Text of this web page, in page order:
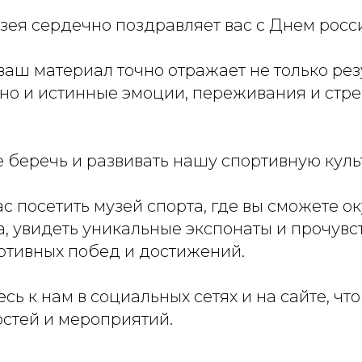
сердечно поздравляет вас с Днем
материал точно отражает не только
и истинные эмоции, переживания и
беречь и развивать нашу спортивную
посетить музей спорта, где вы сможете
увидеть уникальные экспонаты и
побед и достижений.
к нам в социальных сетях и на сайте,
и мероприятий.